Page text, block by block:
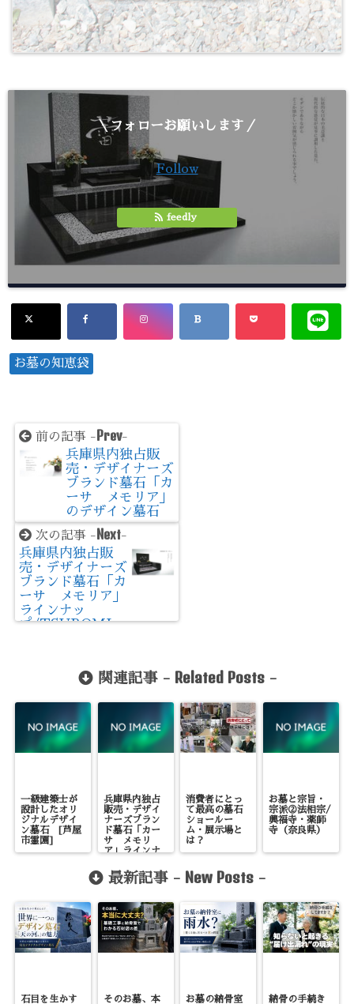
＼フォローお願いします／
Follow
feedly
お墓の知恵袋
前の記事 - Prev-
兵庫県内独占販
売・デザイナーズ
ブランド墓石「カ
ーサ メモリア」
のデザイン墓石
次の記事 - Next-
兵庫県内独占販
売・デザイナーズ
ブランド墓石「カ
ーサ メモリア」
ラインナッ
プ/TSUBOMI・
関連記事 - Related Posts-
一級建築士が
設計したオリ
ジナルデザイ
ン墓石 [芦屋
市霊園]
兵庫県内独占
販売・デザイ
ナーズブラン
ド墓石「カー
サ メモリ
ア」ラインナ
ン
消費者にとっ
て最高の墓石
ショールー
ム・展示場と
は？
お墓と宗旨・
宗派②法相宗/
興福寺・薬師
寺（奈良県）
最新記事 - New Posts -
石目を生かす そのお墓、本 お墓の納骨室 納骨の手続き